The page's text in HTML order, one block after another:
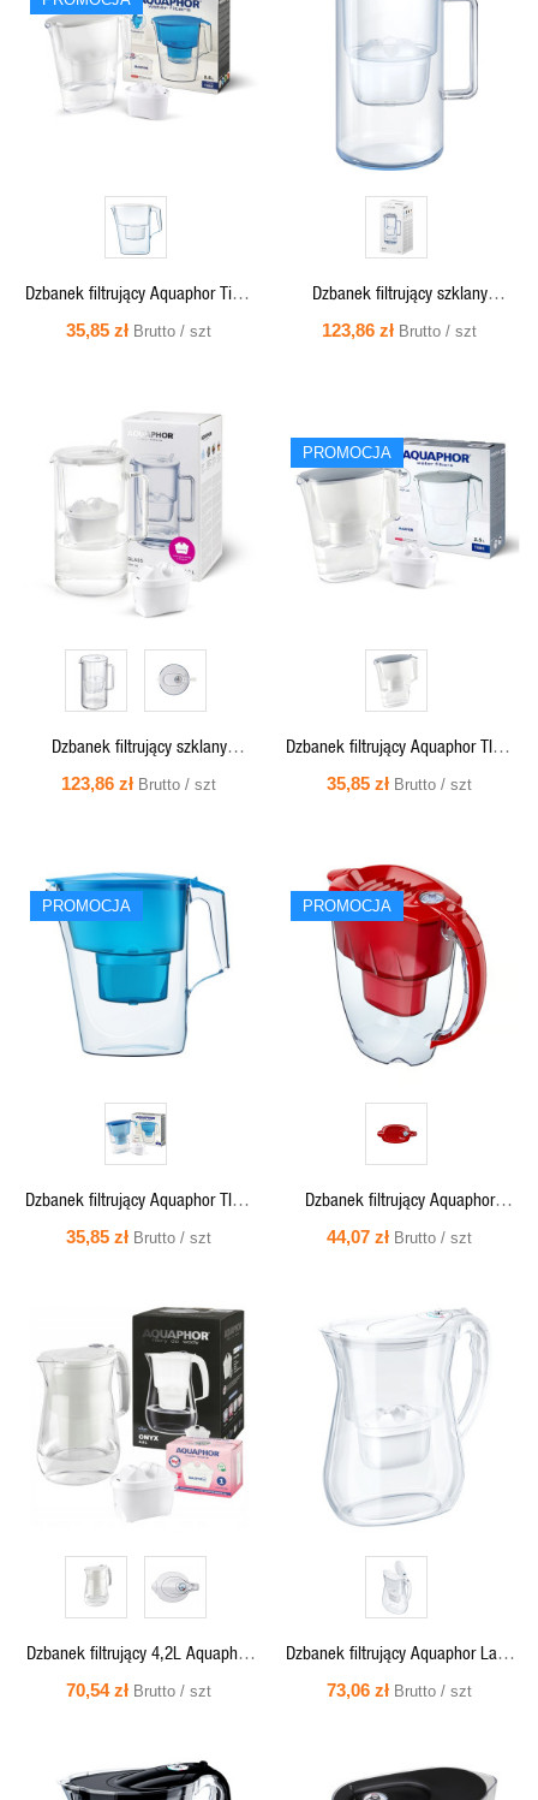
PODGLĄD
Dzbanek filtrujący Aquaphor Time
2,5L biały + wkład Maxfor B100-25
35,85 zł Brutto / szt
PODGLĄD
Dzbanek filtrujący szklany
Aquaphor Glass 2,5l z wkładem
123,86 zł Brutto / szt
SZYBKI
PODGLĄD
Dzbanek filtrujący szklany
Aquaphor Glass 2,5l z wkładem
123,86 zł Brutto / szt
PROMOCJASZYBKI
PODGLĄD
Dzbanek filtrujący Aquaphor TIME
szary 2,5l + 1 wkład B100-25
35,85 zł Brutto / szt
PROMOCJASZYBKI
PODGLĄD
Dzbanek filtrujący Aquaphor TIME
niebieski 2,5l + 1 wkład B100-25
35,85 zł Brutto / szt
PROMOCJASZYBKI
PODGLĄD
Dzbanek filtrujący Aquaphor
Amethyst 2,8l czerwony +1 wkład
44,07 zł Brutto / szt
SZYBKI
PODGLĄD
Dzbanek filtrujący 4,2L Aquaphor
ONYX + 1 wkład Maxfor+, biały
70,54 zł Brutto / szt
SZYBKI
Dzbanek filtrujący Aquaphor Lago
3,8L biały + wkład Maxfor
73,06 zł Brutto / szt